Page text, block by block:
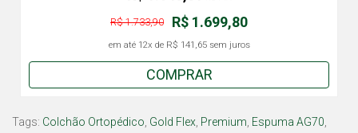
R$ 1.699,80
R$ 1.733,90
em até 12x de R$ 141,65sem juros
COMPRAR
Tags: Colchão Ortopédico Gold Flex Premium Espuma AG70